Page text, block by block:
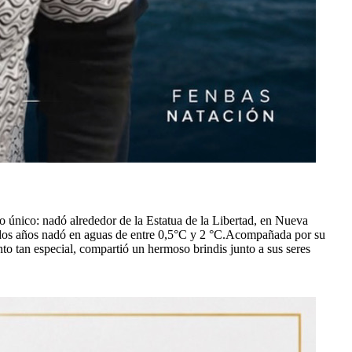
nadó alrededor de la Estatua de la Libertad, en Nueva
años nadó en aguas de entre 0,5°С y 2 °C.Acompañada por su
tan especial, compartió un hermoso brindis junto a sus seres